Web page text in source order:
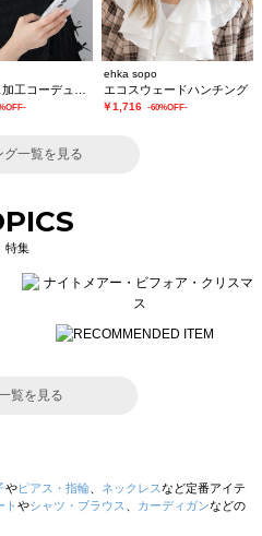
ehka sopo
エコスウェードハンチング
￥1,716 -60%OFF-
グ一覧を見る
特集
覧を見る
やピアス・指輪 ネックレスなど定番アイテ
ト やシャツ・ブラウス カーディガンなどの